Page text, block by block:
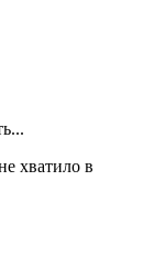
хватило в